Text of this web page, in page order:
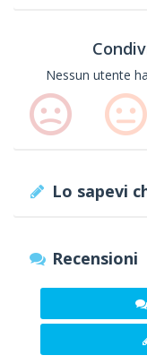
Nessun utente
Lo sapevi
Recensioni